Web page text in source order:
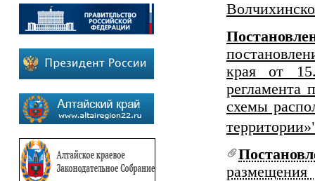
края от
регламента
схемы
размещения